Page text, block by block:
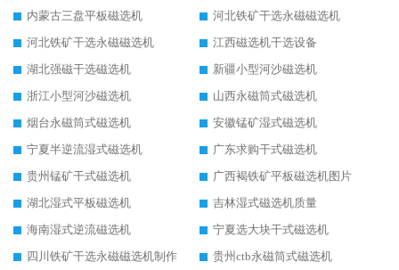
内蒙古三盘平板磁选机
河北铁矿干选永磁磁选机
河北铁矿干选永磁磁选机
江西磁选机干选设备
湖北强磁干选磁选机
新疆小型河沙磁选机
浙江小型河沙磁选机
山西永磁筒式磁选机
烟台永磁筒式磁选机
安徽锰矿湿式磁选机
宁夏半逆流湿式磁选机
广东求购干式磁选机
贵州锰矿干式磁选机
广西褐铁矿平板磁选机图片
湖北湿式平板磁选机
吉林湿式磁选机质量
海南湿式逆流磁选机
宁夏选大块干式磁选机
四川铁矿干选永磁磁选机制作
贵州ctb永磁筒式磁选机